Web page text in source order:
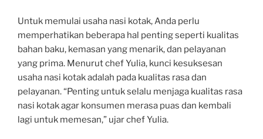
Untuk memulai usaha nasi kotak, Anda perlu
memperhatikan beberapa hal penting seperti kualitas
bahan baku, kemasan yang menarik, dan pelayanan
yang prima. Menurut chef Yulia, kunci kesuksesan
usaha nasi kotak adalah pada kualitas rasa dan
pelayanan. “Penting untuk selalu menjaga kualitas rasa
nasi kotak agar konsumen merasa puas dan kembali
lagi untuk memesan,” ujar chef Yulia.